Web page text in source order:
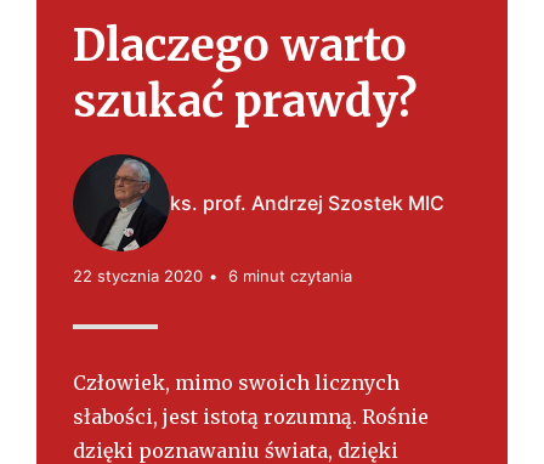
O
b
w
t
l
s
k
Dlaczego warto
szukać prawdy?
ks. prof. Andrzej Szostek MIC
22 stycznia 2020 6 minut czytania
Człowiek, mimo swoich licznych
słabości, jest istotą rozumną. Rośnie
dzięki poznawaniu świata, dzięki